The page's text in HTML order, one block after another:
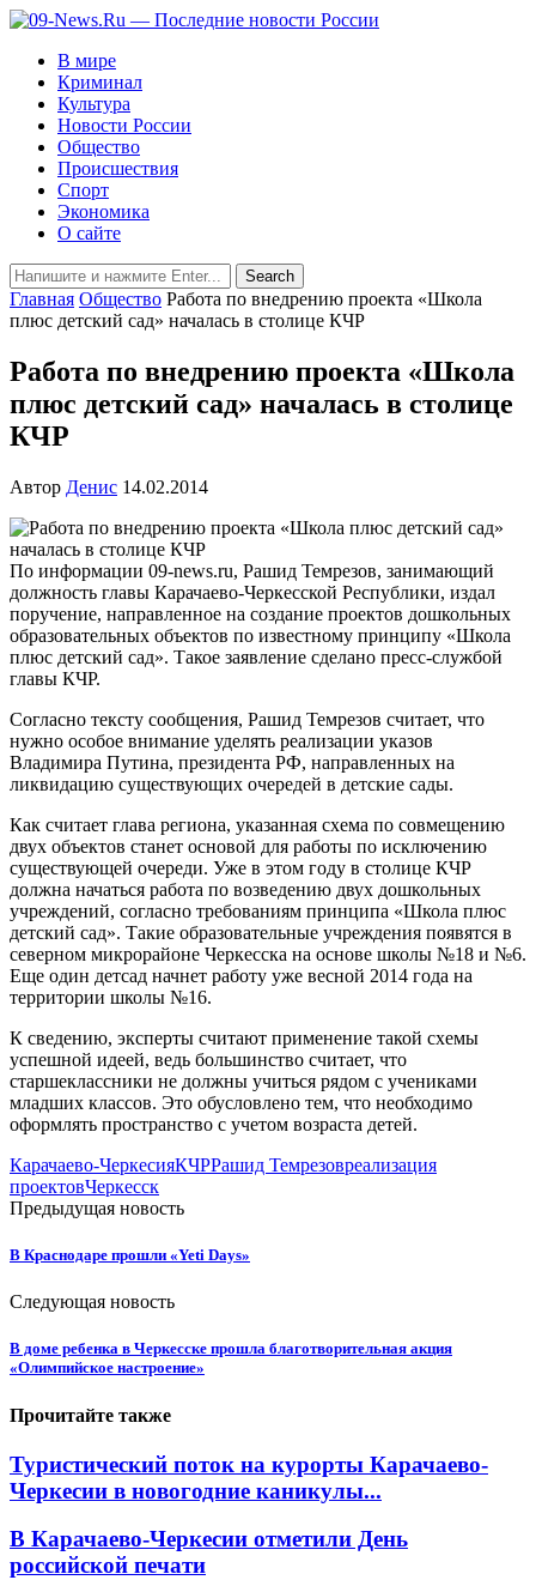
В мире
Криминал
Культура
Новости России
Общество
Происшествия
Спорт
Экономика
О сайте
Главная Общество Работа по внедрению проекта «Школа
плюс детский сад» началась в столице КЧР
Работа по внедрению проекта «Школа
плюс детский сад» началась в столице
КЧР
Автор Денис 14.02.2014
По информации 09-news.ru, Рашид Темрезов, занимающий
должность главы Карачаево-Черкесской Республики, издал
поручение, направленное на создание проектов дошкольных
образовательных объектов по известному принципу «Школа
плюс детский сад». Такое заявление сделано пресс-службой
главы КЧР.
Согласно тексту сообщения, Рашид Темрезов считает, что
нужно особое внимание уделять реализации указов
Владимира Путина, президента РФ, направленных на
ликвидацию существующих очередей в детские сады.
Как считает глава региона, указанная схема по совмещению
двух объектов станет основой для работы по исключению
существующей очереди. Уже в этом году в столице КЧР
должна начаться работа по возведению двух дошкольных
учреждений, согласно требованиям принципа «Школа плюс
детский сад». Такие образовательные учреждения появятся в
северном микрорайоне Черкесска на основе школы №18 и №6.
Еще один детсад начнет работу уже весной 2014 года на
территории школы №16.
К сведению, эксперты считают применение такой схемы
успешной идеей, ведь большинство считает, что
старшеклассники не должны учиться рядом с учениками
младших классов. Это обусловлено тем, что необходимо
оформлять пространство с учетом возраста детей.
Карачаево-ЧеркесияКЧРРашид Темрезовреализация
проектовЧеркесск
Предыдущая новость
В Краснодаре прошли «Yeti Days»
Следующая новость
В доме ребенка в Черкесске прошла благотворительная акция
«Олимпийское настроение»
Прочитайте также
Туристический поток на курорты Карачаево-
Черкесии в новогодние каникулы...
В Карачаево-Черкесии отметили День
российской печати